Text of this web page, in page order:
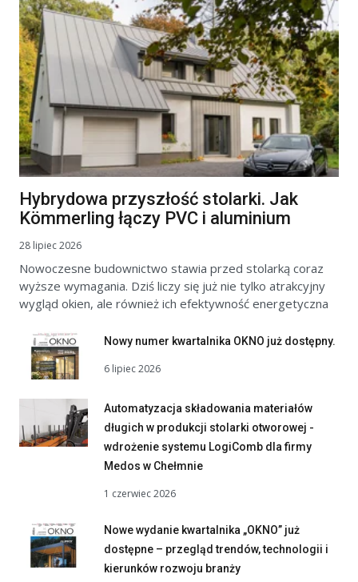
Hybrydowa przyszłość stolarki. Jak
Kömmerling łączy PVC i aluminium
28 lipiec 2026
Nowoczesne budownictwo stawia przed stolarką coraz
wyższe wymagania. Dziś liczy się już nie tylko atrakcyjny
wygląd okien, ale również ich efektywność energetyczna
Nowy numer kwartalnika OKNO już dostępny.
6 lipiec 2026
Automatyzacja składowania materiałów
długich w produkcji stolarki otworowej -
wdrożenie systemu LogiComb dla firmy
Medos w Chełmnie
1 czerwiec 2026
Nowe wydanie kwartalnika „OKNO” już
dostępne – przegląd trendów, technologii i
kierunków rozwoju branży